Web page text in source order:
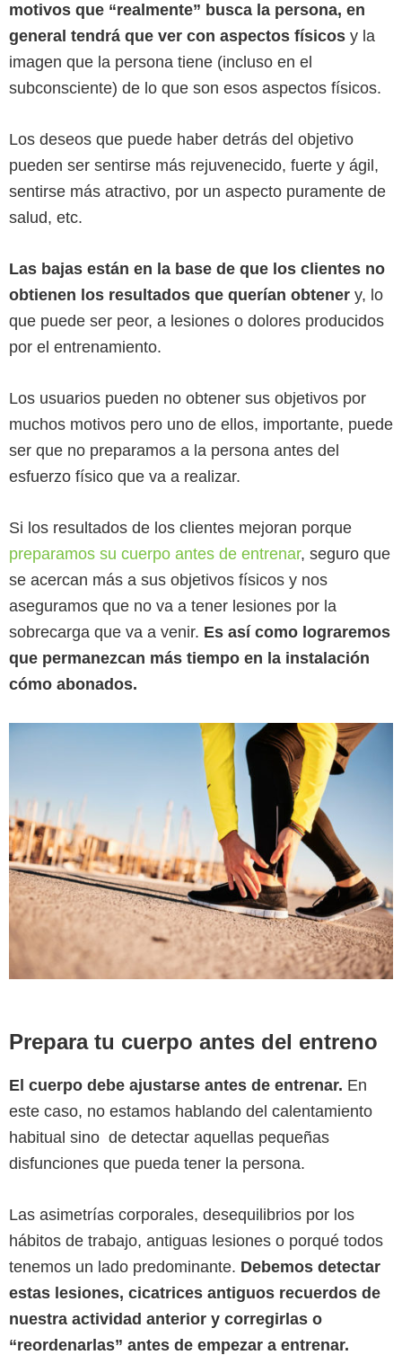
motivos que “realmente” busca la persona, en
general tendrá que ver con aspectos físicos y la
imagen que la persona tiene (incluso en el
subconsciente) de lo que son esos aspectos físicos.
Los deseos que puede haber detrás del objetivo
pueden ser sentirse más rejuvenecido, fuerte y ágil,
sentirse más atractivo, por un aspecto puramente de
salud, etc.
Las bajas están en la base de que los clientes no
obtienen los resultados que querían obtener y, lo
que puede ser peor, a lesiones o dolores producidos
por el entrenamiento.
Los usuarios pueden no obtener sus objetivos por
muchos motivos pero uno de ellos, importante, puede
ser que no preparamos a la persona antes del
esfuerzo físico que va a realizar.
Si los resultados de los clientes mejoran porque
preparamos su cuerpo antes de entrenar, seguro que
se acercan más a sus objetivos físicos y nos
aseguramos que no va a tener lesiones por la
sobrecarga que va a venir. Es así como lograremos
que permanezcan más tiempo en la instalación
cómo abonados.
Prepara tu cuerpo antes del entreno
El cuerpo debe ajustarse antes de entrenar. En
este caso, no estamos hablando del calentamiento
habitual sino de detectar aquellas pequeñas
disfunciones que pueda tener la persona.
Las asimetrías corporales, desequilibrios por los
hábitos de trabajo, antiguas lesiones o porqué todos
tenemos un lado predominante. Debemos detectar
estas lesiones, cicatrices antiguos recuerdos de
nuestra actividad anterior y corregirlas o
“reordenarlas” antes de empezar a entrenar.